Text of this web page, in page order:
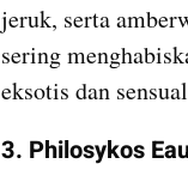
jeruk, serta
sering
eksotis dan
3. Philosykos